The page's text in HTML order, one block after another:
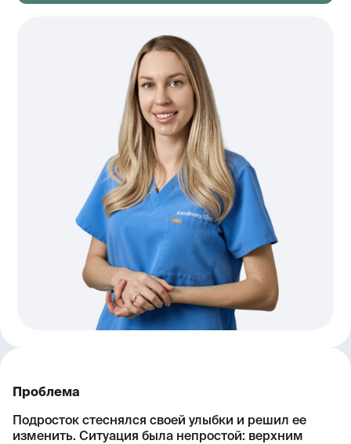
Проблема
Подросток стеснялся своей улыбки и решил ее
изменить. Ситуация была непростой: верхним